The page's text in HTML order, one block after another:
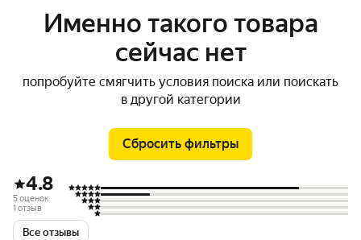
Именно такого товара
сейчас нет
попробуйте смягчить условия поиска или поискать
в другой категории
Сбросить фильтры
4.8
5 оценок
1 отзыв
Все отзывы